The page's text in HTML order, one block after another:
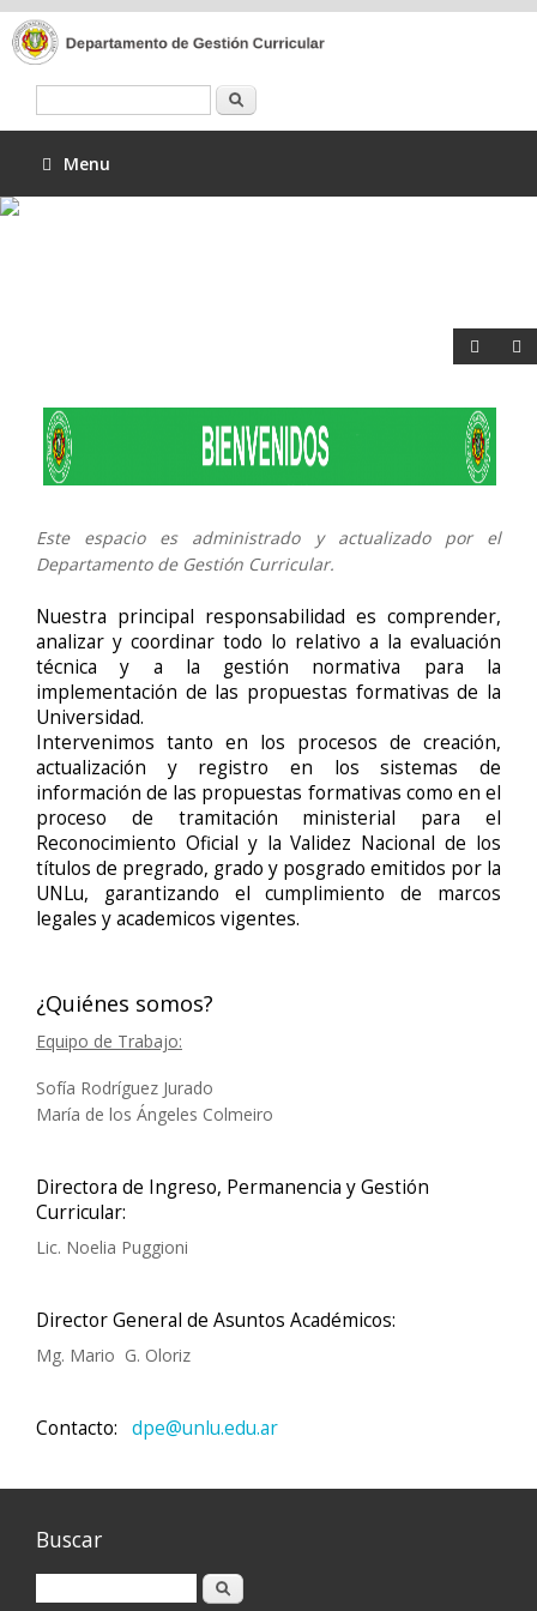
Menu
Este espacio es administrado y actualizado por el
Departamento de Gestión Curricular.
Nuestra principal responsabilidad es comprender,
analizar y coordinar todo lo relativo a la evaluación
técnica y a la gestión normativa para la
implementación de las propuestas formativas de la
Universidad.
Intervenimos tanto en los procesos de creación,
actualización y registro en los sistemas de
información de las propuestas formativas como en el
proceso de tramitación ministerial para el
Reconocimiento Oficial y la Validez Nacional de los
títulos de pregrado, grado y posgrado emitidos por la
UNLu, garantizando el cumplimiento de marcos
legales y academicos vigentes.
¿Quiénes somos?
Equipo de Trabajo:
Sofía Rodríguez Jurado
María de los Ángeles Colmeiro
Directora de Ingreso, Permanencia y Gestión
Curricular:
Lic. Noelia Puggioni
Director General de Asuntos Académicos:
Mg. Mario G. Oloriz
Contacto: dpe@unlu.edu.ar
Buscar
Buscar